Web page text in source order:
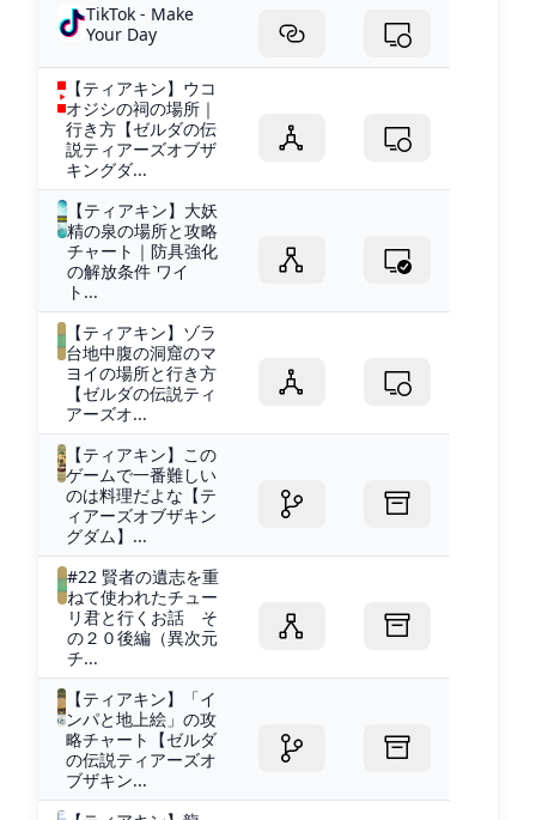
TikTok - Make
Your Day
【ティアキン】ウコ
オジシの祠の場所｜
行き方【ゼルダの伝
説ティアーズオブザ
キングダ...
【ティアキン】大妖
精の泉の場所と攻略
チャート｜防具強化
の解放条件 ワイ
ト...
【ティアキン】ゾラ
台地中腹の洞窟のマ
ヨイの場所と行き方
【ゼルダの伝説ティ
アーズオ...
【ティアキン】この
ゲームで一番難しい
のは料理だよな【テ
ィアーズオブザキン
グダム】...
#22 賢者の遺志を重
ねて使われたチュー
リ君と行くお話 そ
の２０後編（異次元
チ...
【ティアキン】「イ
ンパと地上絵」の攻
略チャート【ゼルダ
の伝説ティアーズオ
ブザキン...